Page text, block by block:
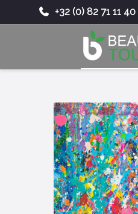
-
+32 (0) 82 71 11 40